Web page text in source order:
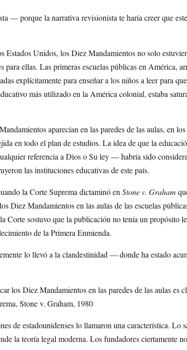
— porque la narrativa revisionista te haría creer que
Estados Unidos, los Diez Mandamientos no solo
ellas. Las primeras escuelas públicas en América,
explícitamente para enseñar a los niños a leer para
más utilizado en la América colonial, estaba
aparecían en las paredes de las aulas, en
en todo el plan de estudios. La idea de que la
referencia a Dios o Su ley — habría sido
las instituciones educativas de este país.
la Corte Suprema dictaminó enStone v. Graham
Diez Mandamientos en las aulas de las escuelas
Corte sostuvo que la publicación no tenía un propósito
de la Primera Enmienda.
lo llevó a la clandestinidad — donde ha estado
los Diez Mandamientos en las paredes de las aulas es
Stone v. Graham, 1980
de estadounidenses lo llamaron una característica. Lo
la teoría legal moderna. Los fundadores ciertamente